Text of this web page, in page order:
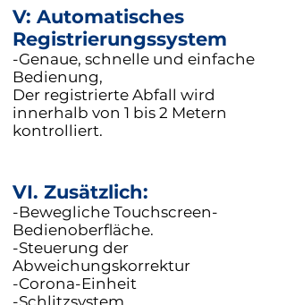
V: Automatisches
Registrierungssystem
-Genaue, schnelle und einfache
Bedienung,
Der registrierte Abfall wird
innerhalb von 1 bis 2 Metern
kontrolliert.
VI. Zusätzlich:
-Bewegliche Touchscreen-
Bedienoberfläche.
-Steuerung der
Abweichungskorrektur
-Corona-Einheit
-Schlitzsystem